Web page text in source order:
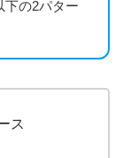
下の2パター
ス